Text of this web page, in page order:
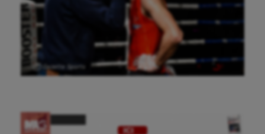
Ⓒ Gazette Sports